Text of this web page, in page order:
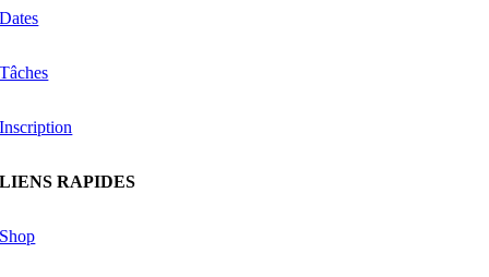
Dates
Tâches
Inscription
LIENS RAPIDES
Shop